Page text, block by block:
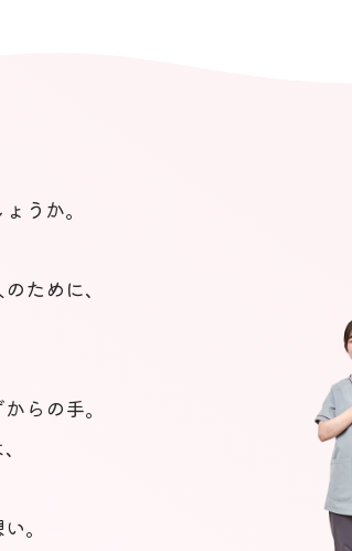
うか。
ために、
らの手。
。